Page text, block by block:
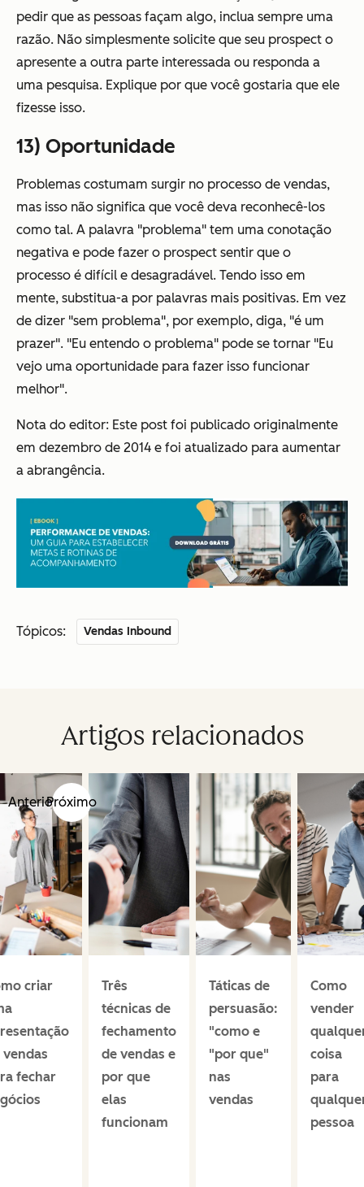
pedir que as pessoas façam algo, inclua sempre uma
razão. Não simplesmente solicite que seu prospect o
apresente a outra parte interessada ou responda a
uma pesquisa. Explique por que você gostaria que ele
fizesse isso.
13) Oportunidade
Problemas costumam surgir no processo de vendas,
mas isso não significa que você deva reconhecê-los
como tal. A palavra "problema" tem uma conotação
negativa e pode fazer o prospect sentir que o
processo é difícil e desagradável. Tendo isso em
mente, substitua-a por palavras mais positivas. Em vez
de dizer "sem problema", por exemplo, diga, "é um
prazer". "Eu entendo o problema" pode se tornar "Eu
vejo uma oportunidade para fazer isso funcionar
melhor".
Nota do editor: Este post foi publicado originalmente
em dezembro de 2014 e foi atualizado para aumentar
a abrangência.
Tópicos: Vendas Inbound
Artigos relacionados
AnteriorPróximo
criar
vendas
fechar
Três
técnicas de
fechamento
de vendas e
por que
elas
funcionam
Táticas de
persuasão:
"como e
"por que"
nas
vendas
Como
vender
coisa
para
pessoa